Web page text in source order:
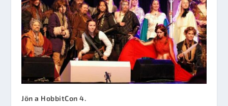
Jön a HobbitCon 4.